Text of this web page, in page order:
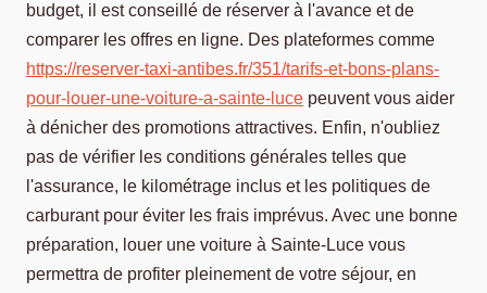
budget, il est conseillé de réserver à l'avance et de
comparer les offres en ligne. Des plateformes comme
https://reserver-taxi-antibes.fr/351/tarifs-et-bons-plans-
pour-louer-une-voiture-a-sainte-luce peuvent vous aider
à dénicher des promotions attractives. Enfin, n'oubliez
pas de vérifier les conditions générales telles que
l'assurance, le kilométrage inclus et les politiques de
carburant pour éviter les frais imprévus. Avec une bonne
préparation, louer une voiture à Sainte-Luce vous
permettra de profiter pleinement de votre séjour, en